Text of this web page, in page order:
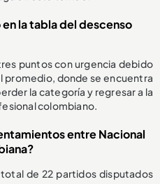
la tabla del descenso
puntos con urgencia debido
promedio, donde se encuentra
la categoría y regresar a la
colombiano.
entre Nacional
de 22 partidos disputados